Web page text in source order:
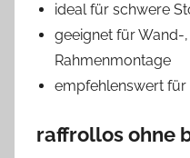
ideal für schwere
geeignet für Wand-
Rahmenmontage
empfehlenswert
raffrollos ohne